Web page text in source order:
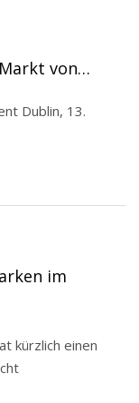
von
Dublin, 13.
im
2031
kürzlich einen